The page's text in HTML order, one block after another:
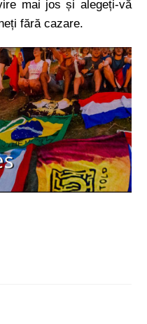
mai jos și alegeți-vă
fără cazare.